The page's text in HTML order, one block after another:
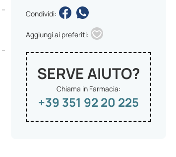
Condividi:
Aggiungi ai preferiti:
SERVE AIUTO?
Chiama in Farmacia:
+39 351 92 20 225